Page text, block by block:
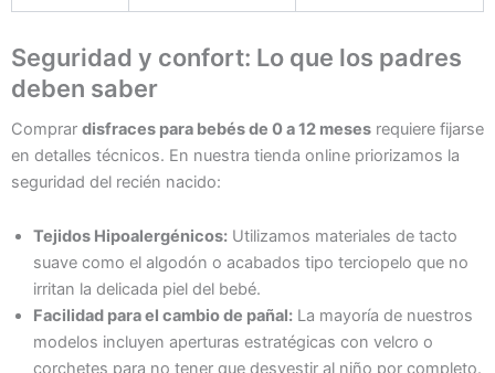
Seguridad y confort: Lo que los padres
deben saber
Comprar disfraces para bebés de 0 a 12 meses requiere fijarse
en detalles técnicos. En nuestra tienda online priorizamos la
seguridad del recién nacido:
Tejidos Hipoalergénicos: Utilizamos materiales de tacto
suave como el algodón o acabados tipo terciopelo que no
irritan la delicada piel del bebé.
Facilidad para el cambio de pañal: La mayoría de nuestros
modelos incluyen aperturas estratégicas con velcro o
corchetes para no tener que desvestir al niño por completo.